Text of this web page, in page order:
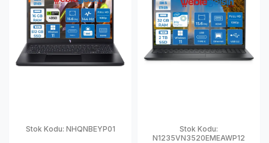
Stok Kodu: NHQNBEYP01
Stok Kodu:
N1235VN3520EMEAWP12